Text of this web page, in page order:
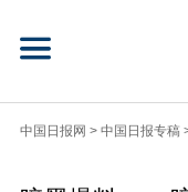
中国日报网 > 中国日报专稿